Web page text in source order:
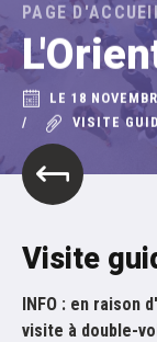
PAGE
LE 18
VISITE
Visite
INFO : en raison
visite à double-